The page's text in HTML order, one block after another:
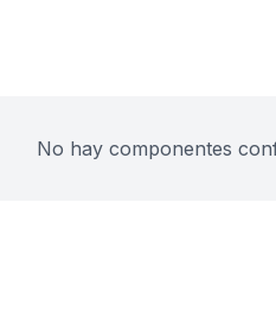
No hay componentes